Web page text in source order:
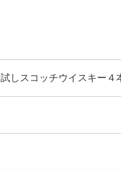
しスコッチウイスキー４